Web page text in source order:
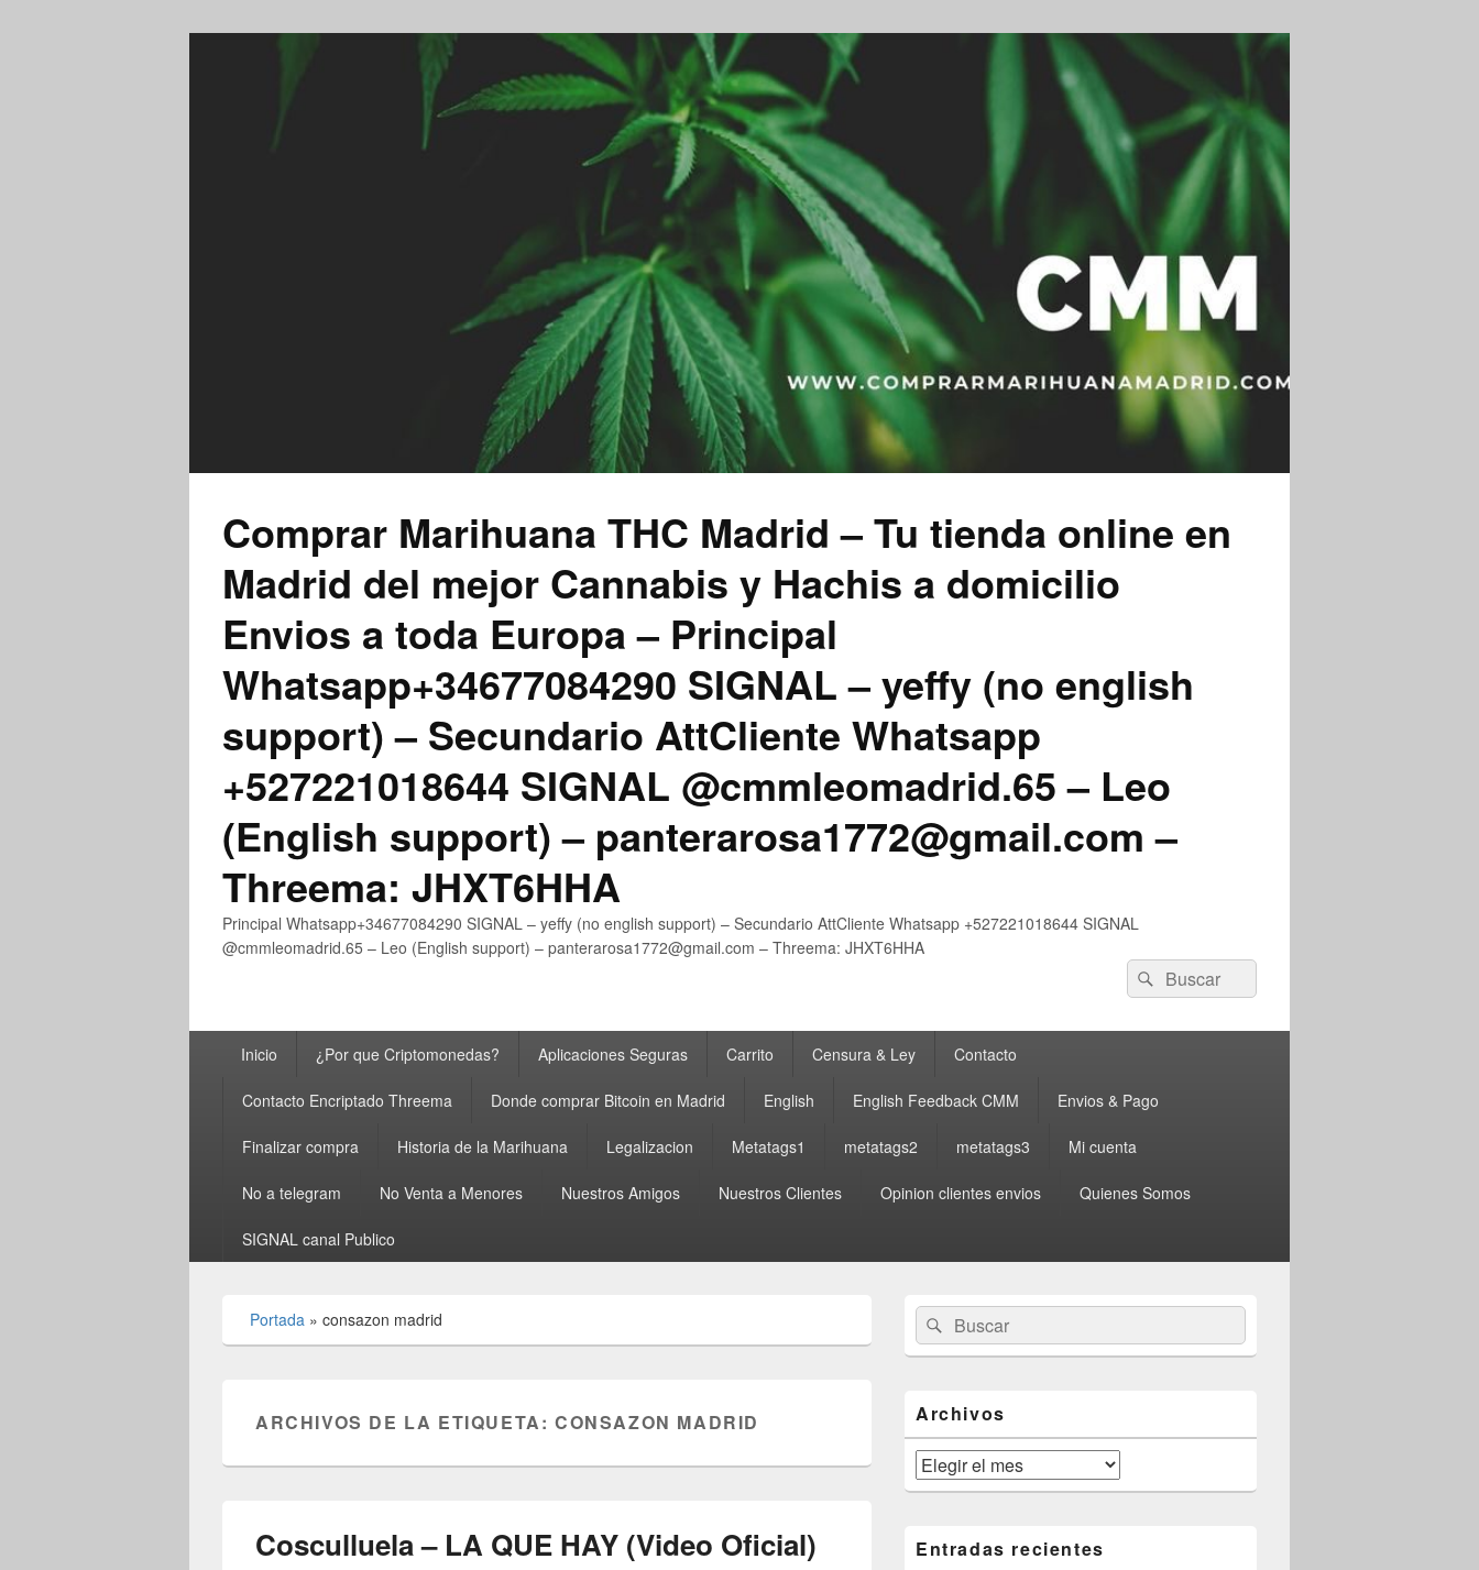
Comprar Marihuana THC Madrid – Tu tienda online en
Madrid del mejor Cannabis y Hachis a domicilio
Envios a toda Europa – Principal
Whatsapp+34677084290 SIGNAL – yeffy (no english
support) – Secundario AttCliente Whatsapp
+527221018644 SIGNAL @cmmleomadrid.65 – Leo
(English support) – panterarosa1772@gmail.com –
Threema: JHXT6HHA
Principal Whatsapp+34677084290 SIGNAL – yeffy (no english support) – Secundario AttCliente Whatsapp +527221018644 SIGNAL
@cmmleomadrid.65 – Leo (English support) – panterarosa1772@gmail.com – Threema: JHXT6HHA
Buscar
por:
Buscar
principalInicio ¿Por que Criptomonedas? Aplicaciones Seguras Carrito Censura & Ley Contacto
Contacto Encriptado Threema Donde comprar Bitcoin en Madrid English English Feedback CMM Envios & Pago
Finalizar compra Historia de la Marihuana Legalizacion Metatags1 metatags2 metatags3 Mi cuenta
No a telegram No Venta a Menores Nuestros Amigos Nuestros Clientes Opinion clientes envios Quienes Somos
SIGNAL canal Publico
Portada » consazon madrid
ARCHIVOS DE LA ETIQUETA:CONSAZON MADRID
Cosculluela – LA QUE HAY (Video Oficial)
área
de
widget
lateral
primaria
Buscar
por:
Buscar
Archivos
Archivos
Entradas recientes